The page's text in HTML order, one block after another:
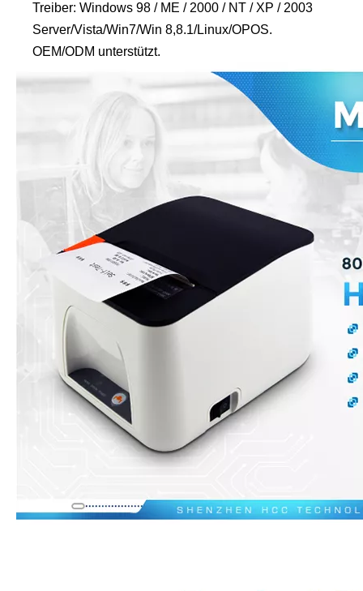
Treiber: Windows 98 / ME / 2000 / NT / XP / 2003
Server/Vista/Win7/Win 8,8.1/Linux/OPOS.
OEM/ODM unterstützt.